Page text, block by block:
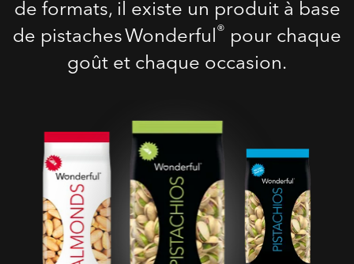
de formats, il existe un produit à base
de pistaches Wonderful® pour chaque
goût et chaque occasion.
Pistaches Grillées Salées